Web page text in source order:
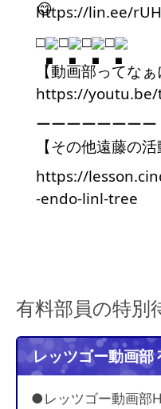
https://lin.ee/
□
□ □
□
【動画部ってなぁ
https://youtu.be/
ーーーーーーーー
【その他遠藤の
https://
-endo-linl-tree
有料部員の特別
レッツゴー動画部
●レッツゴー動画部